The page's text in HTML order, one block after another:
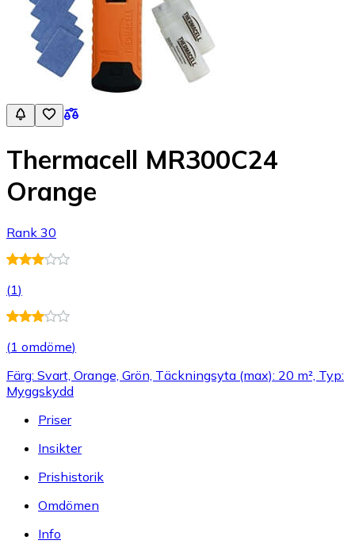
Thermacell MR300C24
Orange
Rank 30
(1)
(1 omdöme)
Färg: Svart, Orange, Grön, Täckningsyta (max): 20 m², Typ:
Myggskydd
Priser
Insikter
Prishistorik
Omdömen
Info